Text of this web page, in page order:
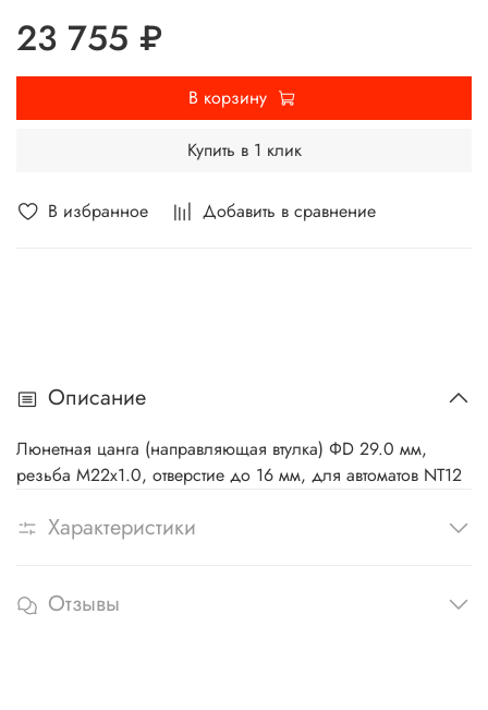
В избранное Добавить в сравнение
23 755 ₽
В корзину
Купить в 1 клик
Описание
Люнетная цанга (направляющая втулка) ΦD 29.0 мм,
резьба M22x1.0, отверстие до 16 мм, для автоматов NT12
Характеристики
Отзывы